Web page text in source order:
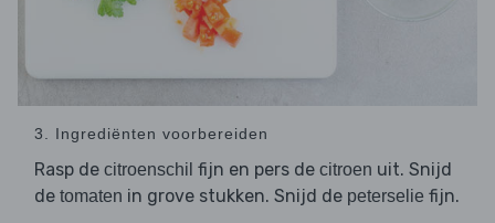
3. Ingrediënten voorbereiden
Rasp de citroenschil fijn en pers de citroen uit. Snijd
de tomaten in grove stukken. Snijd de peterselie fijn.